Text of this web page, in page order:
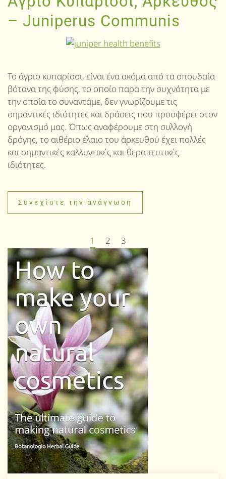
– Juniperus Communis
Το άγριο κυπαρίσσι, είναι ένα ακόμα από τα σπουδαία
βότανα της φύσης, το οποίο παρά την συχνότητα με
την οποία το συναντάμε, δεν γνωρίζουμε τις
σημαντικές ιδιότητες και δράσεις που προσφέρει στον
οργανισμό μας. Όπως αναφέρουμε στη συλλογή
δρόγης, το αιθέριο έλαιο του άρκευθού έχει πολλές
και σημαντικές καλλυντικές και θεραπευτικές
ιδιότητες.
Συνεχίστε την ανάγνωση
1 2 3